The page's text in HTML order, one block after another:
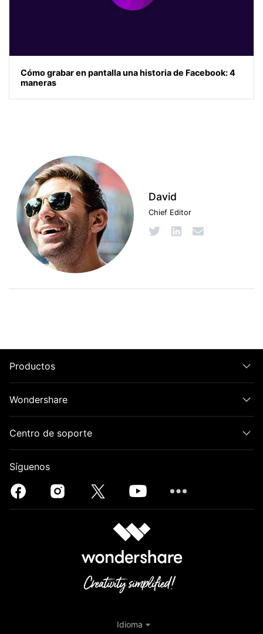
Cómo grabar en pantalla una historia de Facebook: 4
maneras
David
Chief Editor
Productos
Wondershare
Centro de soporte
Síguenos
Idioma